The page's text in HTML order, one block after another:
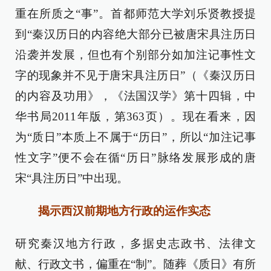
重在所质之“事”。首都师范大学刘乐贤教授提
到“秦汉历日的内容绝大部分已被唐宋具注历日
沿袭并发展，但也有个别部分如加注记事性文
字的现象并不见于唐宋具注历日”（《秦汉历日
的内容及功用》，《法国汉学》第十四辑，中
华书局2011年版，第363页）。现在看来，因
为“质日”本质上不属于“历日”，所以“加注记事
性文字”便不会在循“历日”脉络发展形成的唐
宋“具注历日”中出现。
揭示西汉前期地方行政的运作实态
研究秦汉地方行政，多据史志政书、法律文
献、行政文书，偏重在“制”。随葬《质日》有所